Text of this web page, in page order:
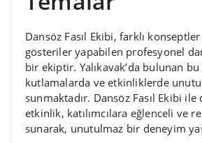
Dansöz Fasıl Ekibi, farklı
gösteriler yapabilen profesyonel
bir ekiptir. Yalıkavak’da bulunan
kutlamalarda ve etkinliklerde
sunmaktadır. Dansöz Fasıl Ekibi
etkinlik, katılımcılara eğlenceli ve
sunarak, unutulmaz bir deneyim